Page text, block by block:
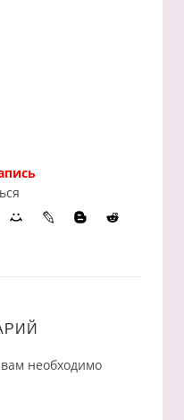
необходимо